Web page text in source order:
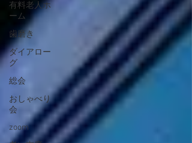
有料老人ホ
ーム
歯磨き
ダイアロー
グ
総会
おしゃべり
会
zoom